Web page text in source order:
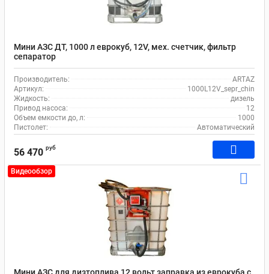
Мини АЗС ДТ, 1000 л еврокуб, 12V, мех. счетчик, фильтр
сепаратор
Производитель:
ARTAZ
Артикул:
1000L12V_sepr_chin
Жидкость:
дизель
Привод насоса:
12
Объем емкости до, л:
1000
Пистолет:
Автоматический
56 470 руб
Видеообзор
Мини АЗС для дизтоплива 12 вольт заправка из еврокуба с